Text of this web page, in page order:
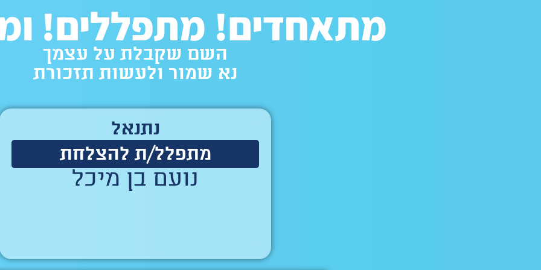
מתאחדים! מתפללים!
השם שקבלת על עצמך
נא שמור ולעשות תזכורת
נתנאל
מתפלל/ת להצלחת
נועם בן מיכל